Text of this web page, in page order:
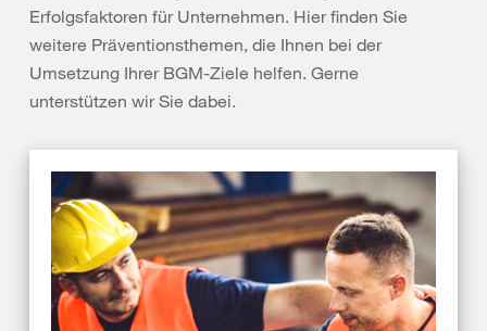
Erfolgsfaktoren für Unternehmen. Hier finden Sie
weitere Präventionsthemen, die Ihnen bei der
Umsetzung Ihrer BGM-Ziele helfen. Gerne
unterstützen wir Sie dabei.